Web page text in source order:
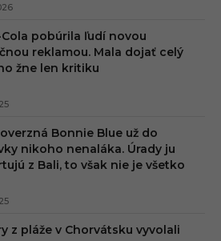
pobúrila ľudí novou
reklamou. Mala dojať celý
žne len kritiku
Bonnie Blue už do
nikoho nenaláka. Úrady ju
z Bali, to však nie je všetko
z pláže v Chorvátsku vyvolali